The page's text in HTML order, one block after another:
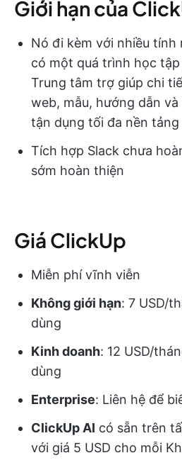
Giới hạn của
Nó đi kèm với nhiều tính
có một quá trình học
Trung tâm trợ giúp chi
web, mẫu, hướng dẫn
tận dụng tối đa nền tảng
Tích hợp Slack chưa
sớm hoàn thiện
Giá ClickUp
Miễn phí vĩnh viễn
Không giới hạn: 7 USD/
dùng
Kinh doanh: 12 USD/
dùng
Enterprise: Liên hệ để
ClickUp AI có sẵn trên
với giá 5 USD cho mỗi